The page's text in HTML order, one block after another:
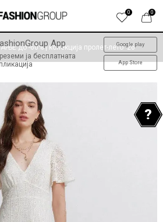
0
0
App
ја бесплатната
Google play
App Store
до -60% | колекција пролет-лето '26